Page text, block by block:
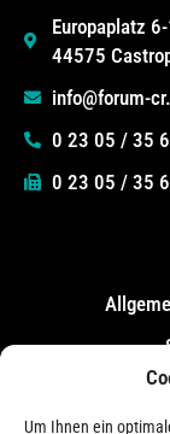
Um Ihnen ein
Europaplatz
44575
info@forum-
0 23 05 / 35
0 23 05 / 35